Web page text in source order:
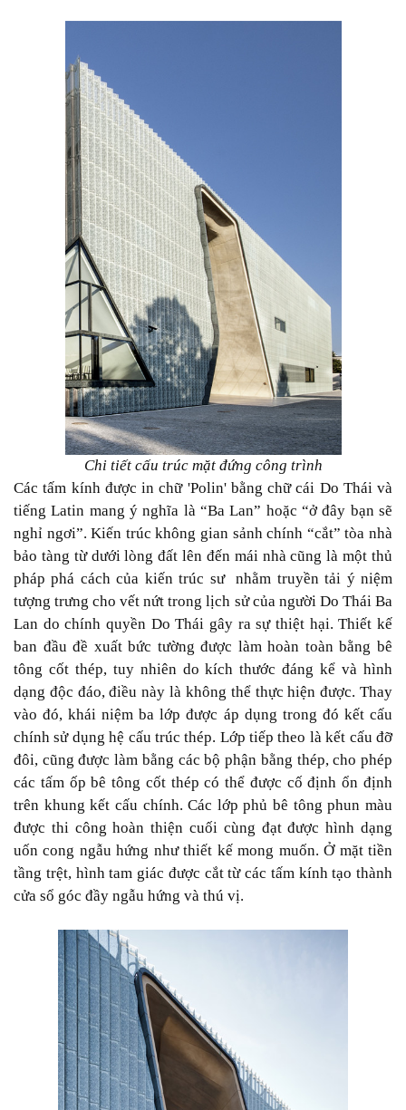
Chi tiết cấu trúc mặt đứng công trình
Các tấm kính được in chữ 'Polin' bằng chữ cái Do Thái và
tiếng Latin mang ý nghĩa là “Ba Lan” hoặc “ở đây bạn sẽ
nghỉ ngơi”. Kiến trúc không gian sảnh chính “cắt” tòa nhà
bảo tàng từ dưới lòng đất lên đến mái nhà cũng là một thủ
pháp phá cách của kiến trúc sư nhằm truyền tải ý niệm
tượng trưng cho vết nứt trong lịch sử của người Do Thái Ba
Lan do chính quyền Do Thái gây ra sự thiệt hại. Thiết kế
ban đầu đề xuất bức tường được làm hoàn toàn bằng bê
tông cốt thép, tuy nhiên do kích thước đáng kể và hình
dạng độc đáo, điều này là không thể thực hiện được. Thay
vào đó, khái niệm ba lớp được áp dụng trong đó kết cấu
chính sử dụng hệ cấu trúc thép. Lớp tiếp theo là kết cấu đỡ
đôi, cũng được làm bằng các bộ phận bằng thép, cho phép
các tấm ốp bê tông cốt thép có thể được cố định ổn định
trên khung kết cấu chính. Các lớp phủ bê tông phun màu
được thi công hoàn thiện cuối cùng đạt được hình dạng
uốn cong ngẫu hứng như thiết kế mong muốn. Ở mặt tiền
tầng trệt, hình tam giác được cắt từ các tấm kính tạo thành
cửa sổ góc đầy ngẫu hứng và thú vị.